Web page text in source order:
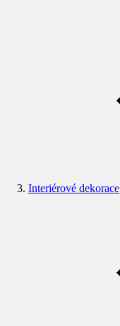
Interiérové dekorace